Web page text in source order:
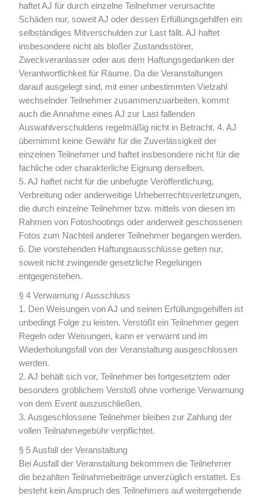
haftet AJ für durch einzelne Teilnehmer verursachte
Schäden nur, soweit AJ oder dessen Erfüllungsgehilfen ein
selbständiges Mitverschulden zur Last fällt. AJ haftet
insbesondere nicht als bloßer Zustandsstörer,
Zweckveranlasser oder aus dem Haftungsgedanken der
Verantwortlichkeit für Räume. Da die Veranstaltungen
darauf ausgelegt sind, mit einer unbestimmten Vielzahl
wechselnder Teilnehmer zusammenzuarbeiten, kommt
auch die Annahme eines AJ zur Last fallenden
Auswahlverschuldens regelmäßig nicht in Betracht. 4. AJ
übernimmt keine Gewähr für die Zuverlässigkeit der
einzelnen Teilnehmer und haftet insbesondere nicht für die
fachliche oder charakterliche Eignung derselben.
5. AJ haftet nicht für die unbefugte Veröffentlichung,
Verbreitung oder anderweitige Urheberrechtsverletzungen,
die durch einzelne Teilnehmer bzw. mittels von diesen im
Rahmen von Fotoshootings oder anderweit geschossenen
Fotos zum Nachteil anderer Teilnehmer begangen werden.
6. Die vorstehenden Haftungsausschlüsse gelten nur,
soweit nicht zwingende gesetzliche Regelungen
entgegenstehen.
§ 4 Verwarnung / Ausschluss
1. Den Weisungen von AJ und seinen Erfüllungsgehilfen ist
unbedingt Folge zu leisten. Verstößt ein Teilnehmer gegen
Regeln oder Weisungen, kann er verwarnt und im
Wiederholungsfall von der Veranstaltung ausgeschlossen
werden.
2. AJ behält sich vor, Teilnehmer bei fortgesetztem oder
besonders gröblichem Verstoß ohne vorherige Verwarnung
von dem Event auszuschließen.
3. Ausgeschlossene Teilnehmer bleiben zur Zahlung der
vollen Teilnahmegebühr verpflichtet.
§ 5 Ausfall der Veranstaltung
Bei Ausfall der Veranstaltung bekommen die Teilnehmer
die bezahlten Teilnahmebeiträge unverzüglich erstattet. Es
besteht kein Anspruch des Teilnehmers auf weitergehende